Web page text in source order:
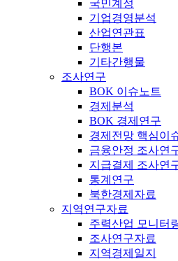
국민계정
기업경영분석
산업연관표
단행본
기타간행물
조사연구
BOK 이슈노트
경제분석
BOK 경제연구
경제전망 핵심이
금융안정 조사연
지급결제 조사연
통계연구
북한경제자료
지역연구자료
주력산업 모니터
조사연구자료
지역경제일지